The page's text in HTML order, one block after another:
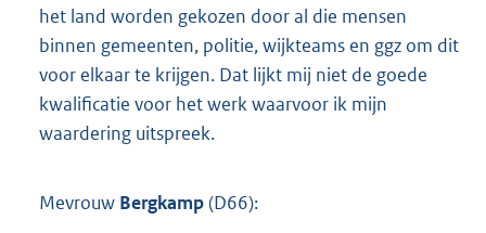
het land worden gekozen door al die mensen
binnen gemeenten, politie, wijkteams en ggz om dit
voor elkaar te krijgen. Dat lijkt mij niet de goede
kwalificatie voor het werk waarvoor ik mijn
waardering uitspreek.
Mevrouw Bergkamp(D66):